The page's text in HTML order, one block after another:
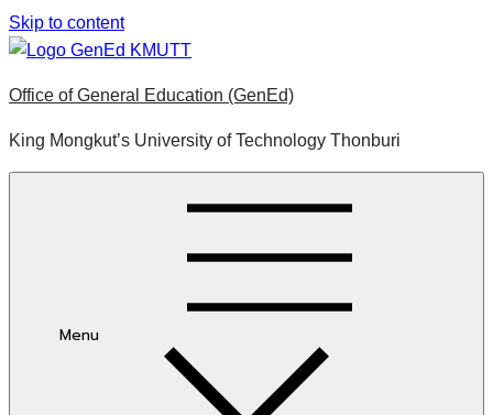
Skip to content
Office of General Education (GenEd)
King Mongkut’s University of Technology Thonburi
Menu